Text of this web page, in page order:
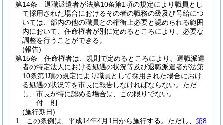
第14条
退職派遣者が法第10条第1項の規定により職員とし
て採用された場合におけるその者の職務の級及び号給につ
いては、部内の他の職員との権衡上必要と認められる範囲
内において、任命権者が別に定めるところにより、必要な
調整を行うことができる。
(報告)
第15条
任命権者は、規則で定めるところにより、退職派遣
者の特定法人における処遇の状況等及び退職派遣者が法第
10条第1項の規定により職員として採用された場合におけ
る処遇の状況等を市長に報告しなければならない。 ただ
し、市長が特に認める場合は、この限りでない。
付 則
(施行期日)
1
この条例は、平成14年4月1日から施行する。 ただし、 第8